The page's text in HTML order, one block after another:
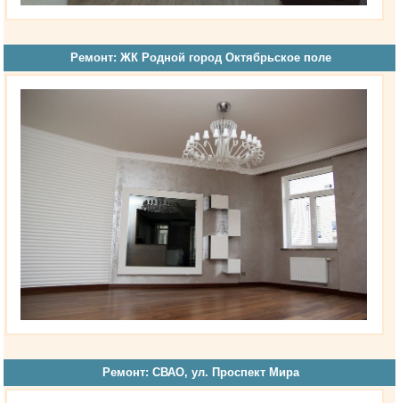
Ремонт: ЖК Родной город Октябрьское поле
Ремонт: СВАО, ул. Проспект Мира